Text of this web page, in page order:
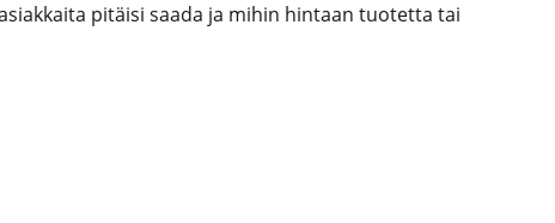
pitäisi saada ja mihin hintaan tuotetta tai